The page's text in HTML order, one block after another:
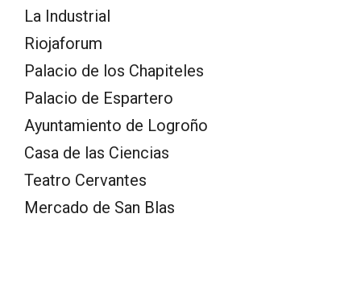
La Industrial
Riojaforum
Palacio de los Chapiteles
Palacio de Espartero
Ayuntamiento de Logroño
Casa de las Ciencias
Teatro Cervantes
Mercado de San Blas